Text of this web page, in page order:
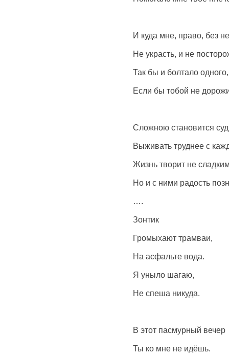
И куда мне, право, без
Не украсть, и не
Так бы и болтало одного,
Если бы тобой не
Сложною становится
Выживать труднее с
Жизнь творит не
Но и с ними радость
Зонтик
Громыхают трамваи,
На асфальте вода.
Я уныло шагаю,
Не спеша никуда.
В этот пасмурный вечер
Ты ко мне не идёшь.